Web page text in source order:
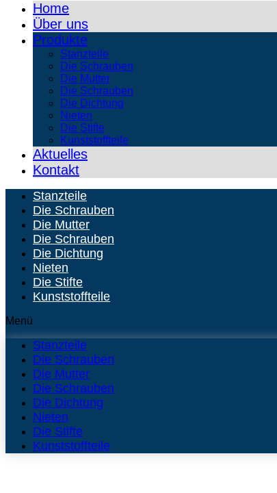
Home
Über uns
Produkte
Stanzteile
Die Schrauben
Die Mutter
Die Schrauben
Die Dichtung
Nieten
Die Stifte
Kunststoffteile
Aktuelles
Kontakt
Stanzteile
Die Schrauben
Die Mutter
Die Schrauben
Die Dichtung
Nieten
Die Stifte
Kunststoffteile
Menü
Stanzteile
Die Schrauben
Die Mutter
Die Schrauben
Die Dichtung
Nieten
Die Stifte
Kunststoffteile